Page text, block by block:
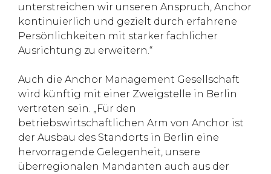
unterstreichen wir unseren Anspruch, Anchor
kontinuierlich und gezielt durch erfahrene
Persönlichkeiten mit starker fachlicher
Ausrichtung zu erweitern.“
Auch die Anchor Management Gesellschaft
wird künftig mit einer Zweigstelle in Berlin
vertreten sein. „Für den
betriebswirtschaftlichen Arm von Anchor ist
der Ausbau des Standorts in Berlin eine
hervorragende Gelegenheit, unsere
überregionalen Mandanten auch aus der